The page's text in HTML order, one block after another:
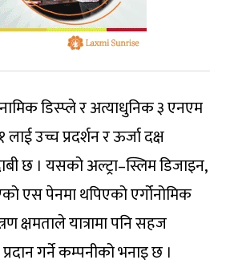
डिस्प्ले र अत्याधुनिक ३ एनएम
उच्च प्रदर्शन र ऊर्जा दक्ष
छ । यसको अल्ट्रा–स्लिम डिजाइन,
एस पेनमा थपिएको एर्गोनोमिक
क्षमताले यात्रामा पनि सहज
गर्ने कम्पनीको भनाइ छ ।